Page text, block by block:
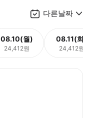
다른날짜
08.10(월)
24,412원
08.11(화)
24,412원